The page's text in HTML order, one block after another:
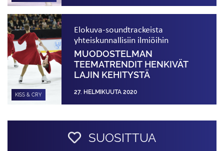
KISS & CRY
Elokuva-soundtrackeista
yhteiskunnallisiin ilmiöihin
MUODOSTELMAN
TEEMATRENDIT HENKIVÄT
LAJIN KEHITYSTÄ
27. HELMIKUUTA 2020
SUOSITTUA